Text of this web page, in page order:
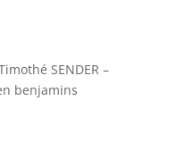
SENDER –
benjamins